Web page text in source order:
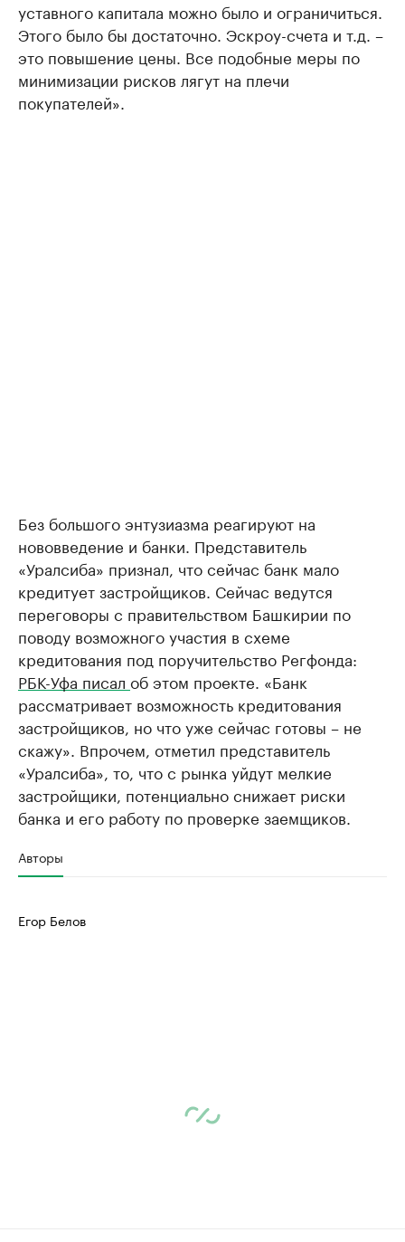
уставного капитала можно было и ограничиться.
Этого было бы достаточно. Эскроу-счета и т.д. –
это повышение цены. Все подобные меры по
минимизации рисков лягут на плечи
покупателей».
Без большого энтузиазма реагируют на
нововведение и банки. Представитель
«Уралсиба» признал, что сейчас банк мало
кредитует застройщиков. Сейчас ведутся
переговоры с правительством Башкирии по
поводу возможного участия в схеме
кредитования под поручительство Регфонда:
РБК-Уфа писал об этом проекте. «Банк
рассматривает возможность кредитования
застройщиков, но что уже сейчас готовы – не
скажу». Впрочем, отметил представитель
«Уралсиба», то, что с рынка уйдут мелкие
застройщики, потенциально снижает риски
банка и его работу по проверке заемщиков.
Авторы
Егор Белов